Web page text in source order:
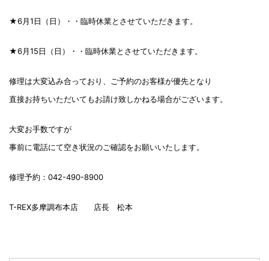
★6月1日（日）・・臨時休業とさせていただきます。
★6月15日（日）・・臨時休業とさせていただきます。
修理は大変込み合っており、ご予約のお客様が優先となり
直接お持ちいただいてもお請け致しかねる場合がございます。
大変お手数ですが
事前に電話にて空き状況のご確認をお願いいたします。
修理予約：042-490-8900
T-REX多摩調布本店 店長 松本